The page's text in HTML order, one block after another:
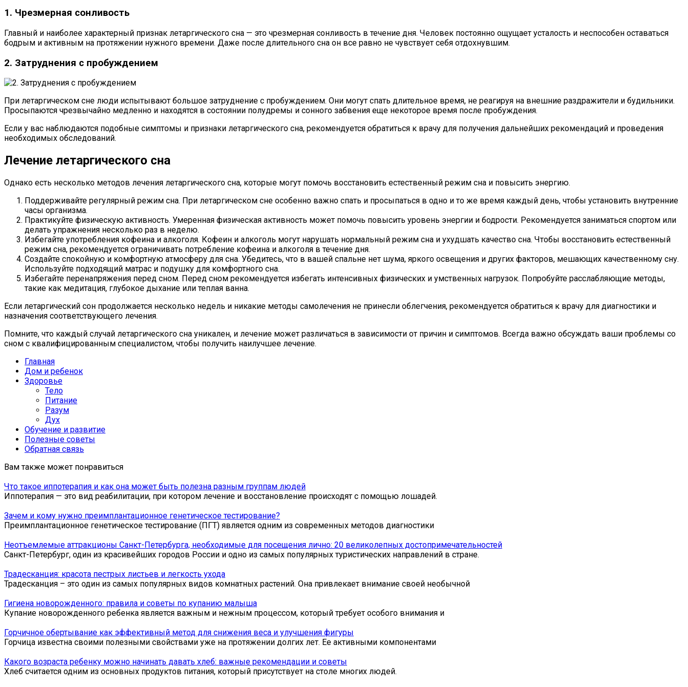
1. Чрезмерная сонливость
Главный и наиболее характерный признак летаргического сна — это чрезмерная сонливость в течение дня. Человек постоянно ощущает усталость и неспособен оставаться
бодрым и активным на протяжении нужного времени. Даже после длительного сна он все равно не чувствует себя отдохнувшим.
2. Затруднения с пробуждением
При летаргическом сне люди испытывают большое затруднение с пробуждением. Они могут спать длительное время, не реагируя на внешние раздражители и будильники.
Просыпаются чрезвычайно медленно и находятся в состоянии полудремы и сонного забвения еще некоторое время после пробуждения.
Если у вас наблюдаются подобные симптомы и признаки летаргического сна, рекомендуется обратиться к врачу для получения дальнейших рекомендаций и проведения
необходимых обследований.
Лечение летаргического сна
Однако есть несколько методов лечения летаргического сна, которые могут помочь восстановить естественный режим сна и повысить энергию.
Поддерживайте регулярный режим сна. При летаргическом сне особенно важно спать и просыпаться в одно и то же время каждый день, чтобы установить внутренние
часы организма.
Практикуйте физическую активность. Умеренная физическая активность может помочь повысить уровень энергии и бодрости. Рекомендуется заниматься спортом или
делать упражнения несколько раз в неделю.
Избегайте употребления кофеина и алкоголя. Кофеин и алкоголь могут нарушать нормальный режим сна и ухудшать качество сна. Чтобы восстановить естественный
режим сна, рекомендуется ограничивать потребление кофеина и алкоголя в течение дня.
Создайте спокойную и комфортную атмосферу для сна. Убедитесь, что в вашей спальне нет шума, яркого освещения и других факторов, мешающих качественному сну.
Используйте подходящий матрас и подушку для комфортного сна.
Избегайте перенапряжения перед сном. Перед сном рекомендуется избегать интенсивных физических и умственных нагрузок. Попробуйте расслабляющие методы,
такие как медитация, глубокое дыхание или теплая ванна.
Если летаргический сон продолжается несколько недель и никакие методы самолечения не принесли облегчения, рекомендуется обратиться к врачу для диагностики и
назначения соответствующего лечения.
Помните, что каждый случай летаргического сна уникален, и лечение может различаться в зависимости от причин и симптомов. Всегда важно обсуждать ваши проблемы со
сном с квалифицированным специалистом, чтобы получить наилучшее лечение.
Главная
Дом и ребенок
Здоровье
Тело
Питание
Разум
Дух
Обучение и развитие
Полезные советы
Обратная связь
Вам также может понравиться
Что такое иппотерапия и как она может быть полезна разным группам людей
Иппотерапия — это вид реабилитации, при котором лечение и восстановление происходят с помощью лошадей.
Зачем и кому нужно преимплантационное генетическое тестирование?
Преимплантационное генетическое тестирование (ПГТ) является одним из современных методов диагностики
Неотъемлемые аттракционы Санкт-Петербурга, необходимые для посещения лично: 20 великолепных достопримечательностей
Санкт-Петербург, один из красивейших городов России и одно из самых популярных туристических направлений в стране.
Традесканция: красота пестрых листьев и легкость ухода
Традесканция – это один из самых популярных видов комнатных растений. Она привлекает внимание своей необычной
Гигиена новорожденного: правила и советы по купанию малыша
Купание новорожденного ребенка является важным и нежным процессом, который требует особого внимания и
Горчичное обертывание как эффективный метод для снижения веса и улучшения фигуры
Горчица известна своими полезными свойствами уже на протяжении долгих лет. Ее активными компонентами
Какого возраста ребенку можно начинать давать хлеб: важные рекомендации и советы
Хлеб считается одним из основных продуктов питания, который присутствует на столе многих людей.